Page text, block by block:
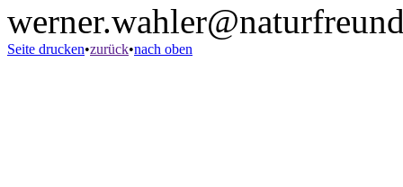
Seite drucken•zurück•nach oben